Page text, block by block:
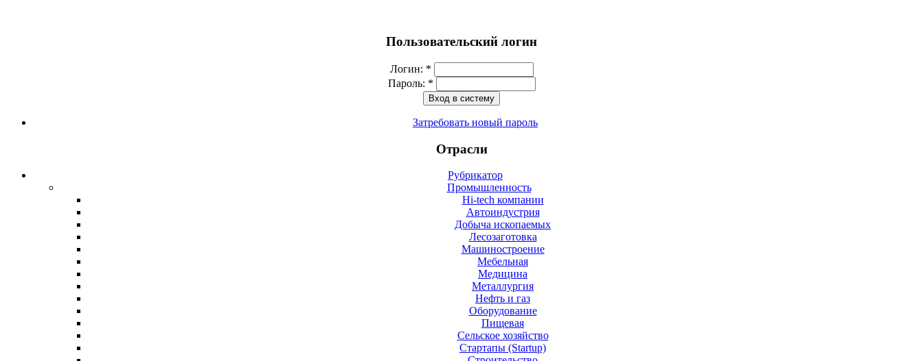
Пользовательский логин
Логин: *
Пароль: *
Затребовать новый пароль
Отрасли
Рубрикатор
Промышленность
Hi-tech компании
Автоиндустрия
Добыча ископаемых
Лесозаготовка
Машиностроение
Мебельная
Медицина
Металлургия
Нефть и газ
Оборудование
Пищевая
Сельское хозяйство
Стартапы (Startup)